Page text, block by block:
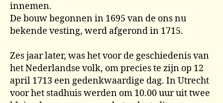
innemen.
De bouw begonnen in 1695 van de ons nu
bekende vesting, werd afgerond in 1715.
Zes jaar later, was het voor de geschiedenis van
het Nederlandse volk, om precies te zijn op 12
april 1713 een gedenkwaardige dag. In Utrecht
voor het stadhuis werden om 10.00 uur uit twee